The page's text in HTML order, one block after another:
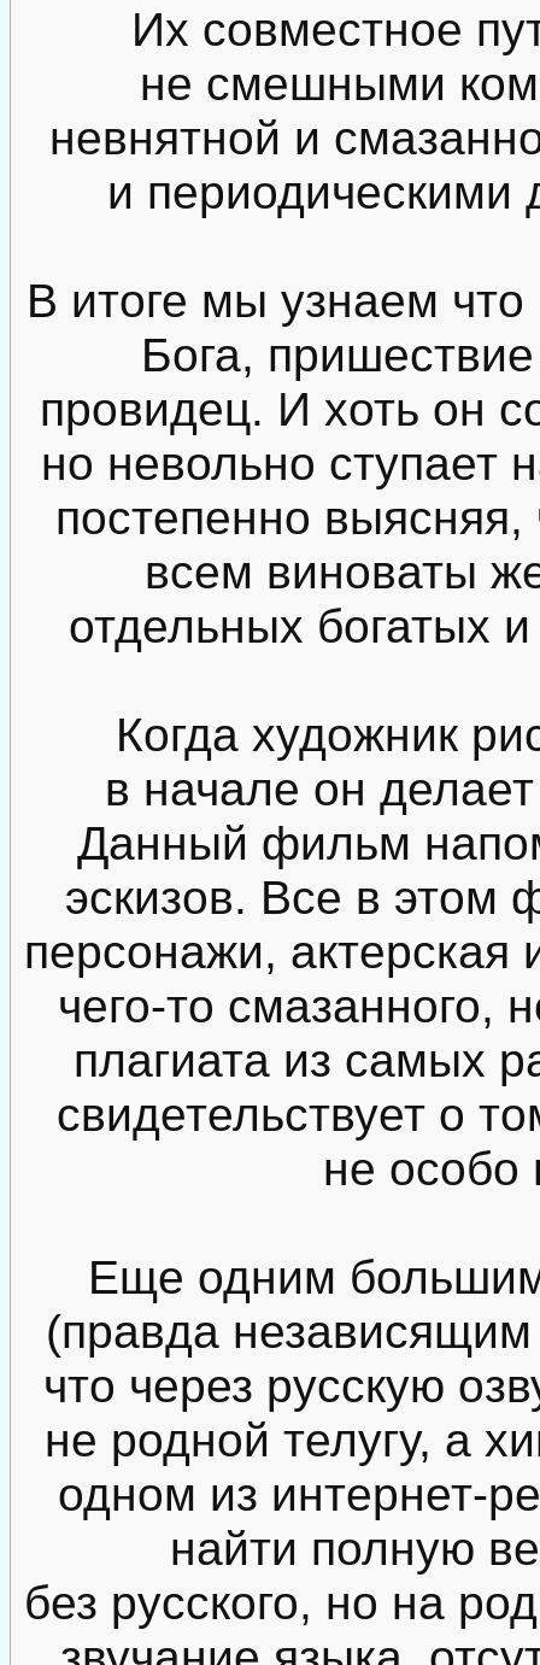
Их совместное
не смешными
невнятной и
и периодическими
В итоге мы узнаем
Бога,
провидец. И хоть он
но невольно ступает
постепенно
всем виноваты
отдельных богатых
Когда художник
в начале он
Данный фильм
эскизов. Все в
персонажи,
чего-то смазанного,
плагиата из самых
свидетельствует о
не особо
Еще одним
(правда
что через русскую
не родной телугу, а
одном из интернет-
найти полную
без русского, но на